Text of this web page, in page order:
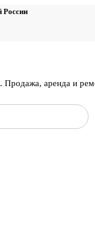
России
Продажа, аренда и